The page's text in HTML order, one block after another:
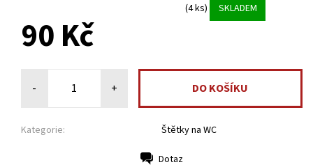
(4 ks) SKLADEM
90 Kč
- +
Kategorie: Štětky na WC
Dotaz